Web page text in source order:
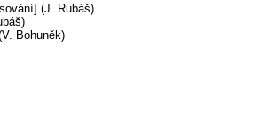
(J. Rubáš)
Bohuněk)